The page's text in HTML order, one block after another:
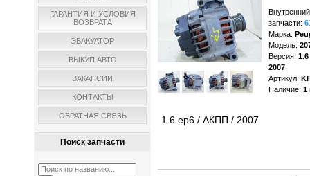
ГАРАНТИЯ И УСЛОВИЯ
ВОЗВРАТА
ЭВАКУАТОР
ВЫКУП АВТО
ВАКАНСИИ
КОНТАКТЫ
ОБРАТНАЯ СВЯЗЬ
Поиск запчасти
запчасти:
Марка:
Модель:
Версия:
2007
Артикул:
Наличие: 1
1.6 ep6 / АКПП / 2007